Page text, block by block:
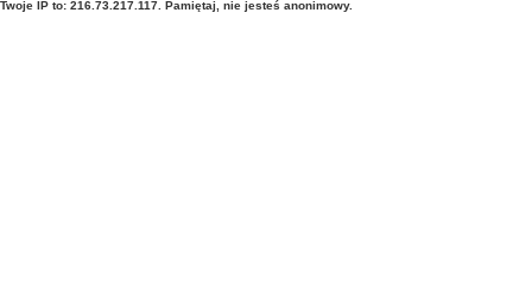
Twoje IP to: 216.73.217.117. Pamiętaj, nie jesteś anonimowy.